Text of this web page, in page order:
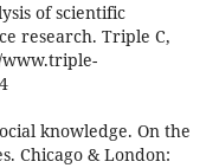
of scientific
research. Triple C,
www.triple-
knowledge. On the
Chicago & London: